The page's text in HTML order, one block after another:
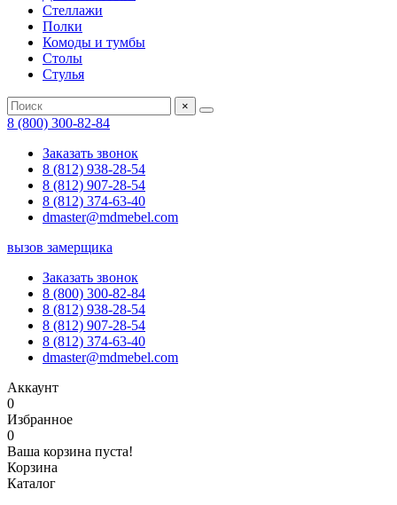
Стеллажи
Полки
Комоды и тумбы
Столы
Стулья
×
8 (800) 300-82-84
Заказать звонок
8 (812) 938-28-54
8 (812) 907-28-54
8 (812) 374-63-40
dmaster@mdmebel.com
вызов замерщика
Заказать звонок
8 (800) 300-82-84
8 (812) 938-28-54
8 (812) 907-28-54
8 (812) 374-63-40
dmaster@mdmebel.com
Аккаунт
0
Избранное
0
Ваша корзина пуста!
Корзина
Каталог